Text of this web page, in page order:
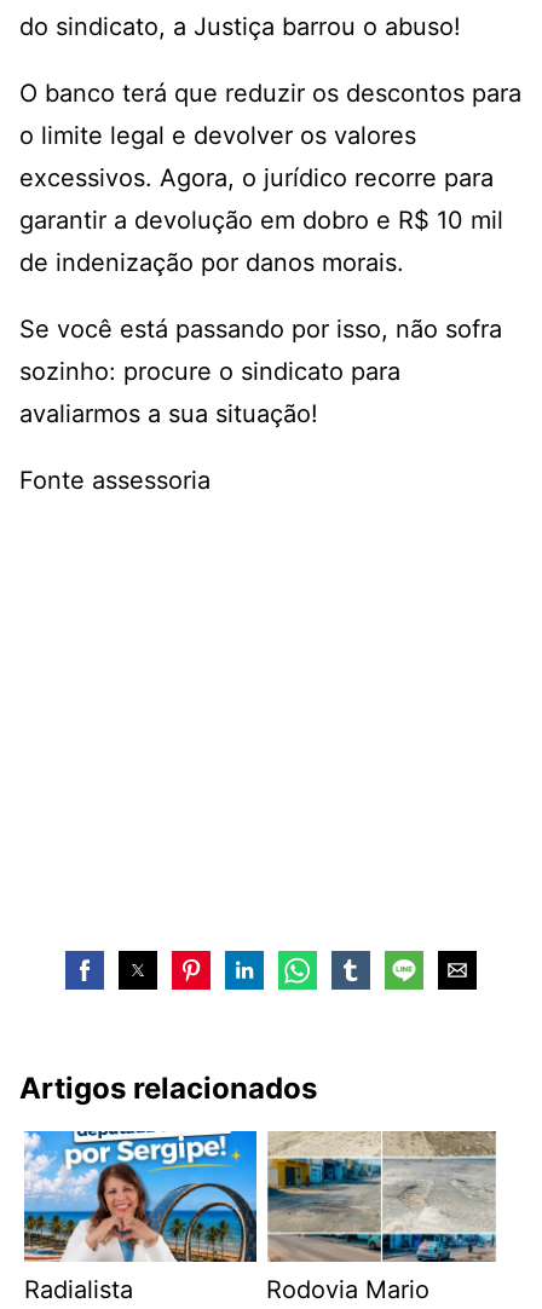
do sindicato, a Justiça barrou o abuso!
O banco terá que reduzir os descontos para
o limite legal e devolver os valores
excessivos. Agora, o jurídico recorre para
garantir a devolução em dobro e R$ 10 mil
de indenização por danos morais.
Se você está passando por isso, não sofra
sozinho: procure o sindicato para
avaliarmos a sua situação!
Fonte assessoria
Artigos relacionados
Radialista
Rodovia Mario